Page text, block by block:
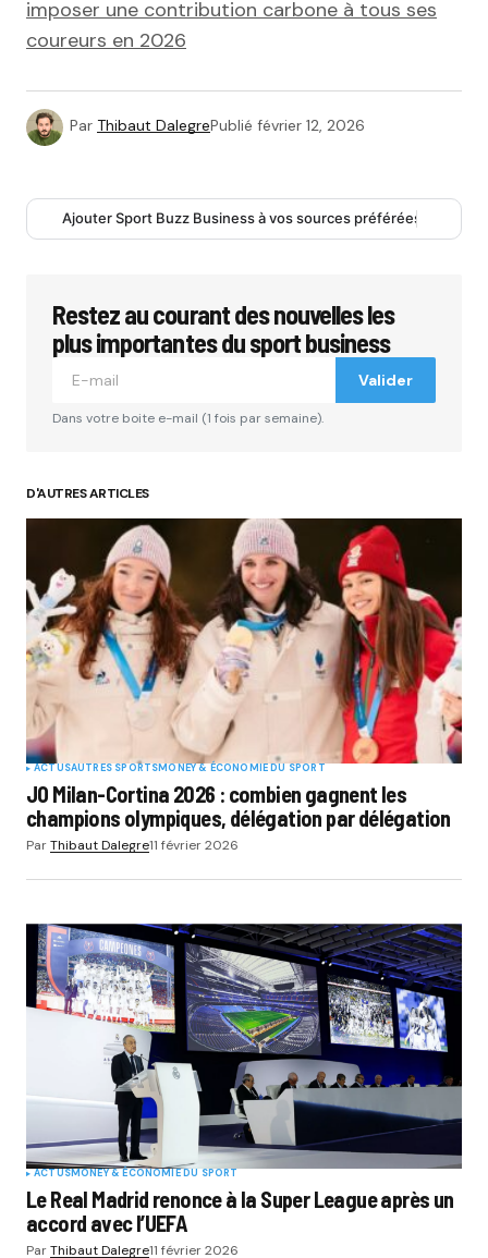
imposer une contribution carbone à tous ses
coureurs en 2026
Par Thibaut DalegrePublié février 12, 2026
Ajouter Sport Buzz Business à vos sources préférées
Restez au courant des nouvelles les
plus importantes du sport business
Valider
Dans votre boite e-mail (1 fois par semaine).
D'AUTRES ARTICLES
ACTUSAUTRES SPORTSMONEY & ÉCONOMIE DU SPORT
JO Milan-Cortina 2026 : combien gagnent les
champions olympiques, délégation par délégation
ParThibaut Dalegre11 février 2026
ACTUSMONEY & ÉCONOMIE DU SPORT
Le Real Madrid renonce à la Super League après un
accord avec l’UEFA
ParThibaut Dalegre11 février 2026